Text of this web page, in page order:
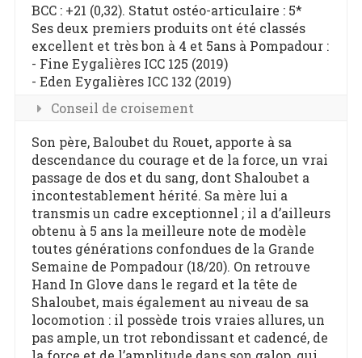
BCC : +21 (0,32). Statut ostéo-articulaire : 5*
Ses deux premiers produits ont été classés
excellent et très bon à 4 et 5ans à Pompadour :
- Fine Eygalières ICC 125 (2019)
- Eden Eygalières ICC 132 (2019)
Conseil de croisement
Son père, Baloubet du Rouet, apporte à sa
descendance du courage et de la force, un vrai
passage de dos et du sang, dont Shaloubet a
incontestablement hérité. Sa mère lui a
transmis un cadre exceptionnel ; il a d’ailleurs
obtenu à 5 ans la meilleure note de modèle
toutes générations confondues de la Grande
Semaine de Pompadour (18/20). On retrouve
Hand In Glove dans le regard et la tête de
Shaloubet, mais également au niveau de sa
locomotion : il possède trois vraies allures, un
pas ample, un trot rebondissant et cadencé, de